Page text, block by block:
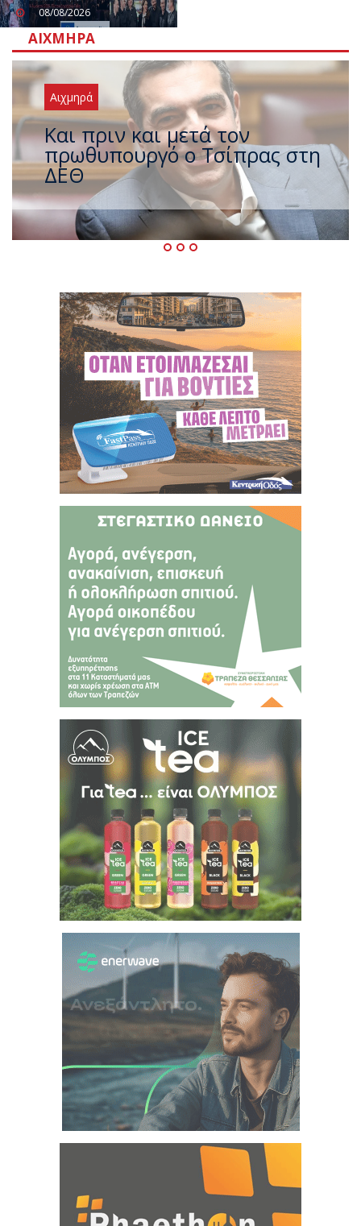
08/08/2026
ΑΙΧΜΗΡΆ
Αιχμηρά
Έρχεται νέο ισχυρό κύμα
ζέστης με 40 βαθμούς Κελσίου
– Ο καιρός έως τον
Δεκαπενταύγουστο